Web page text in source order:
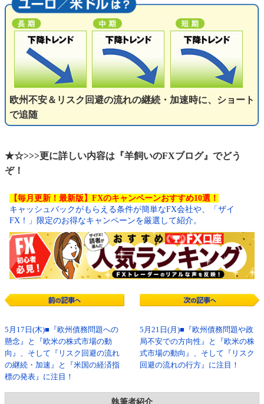
欧州不安＆リスク回避の流れの継続・加速時に、ショート
で追随
★☆>>>更に詳しい内容は『羊飼いのFXブログ』でどう
ぞ！
【毎月更新！最新版】FXのキャンペーンおすすめ10選！
キャッシュバックがもらえる条件が簡単なFX会社や、「ザイ
FX！」限定のお得なキャンペーンを厳選して紹介。
5月17日(木)■『欧州債務問題への
懸念』と『欧米の株式市場の動
向』、そして『リスク回避の流れ
の継続・加速』と『米国の経済指
標の発表』に注目！
5月21日(月)■『欧州債務問題や政
局不安での方向性』と『欧米の株
式市場の動向』、そして『リスク
回避の流れの行方』に注目！
執筆者紹介